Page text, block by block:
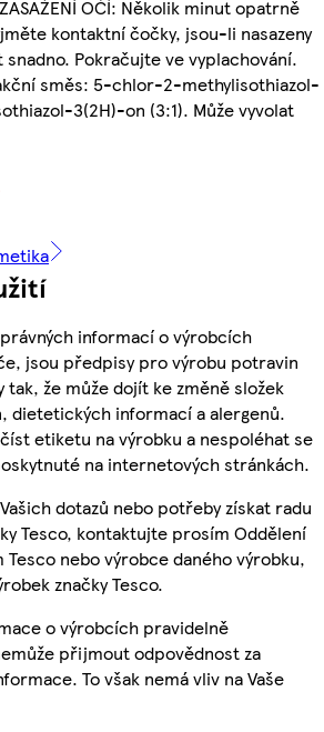
OČÍ: Několik minut opatrně
kontaktní čočky, jsou-li nasazeny
Pokračujte ve vyplachování.
směs: 5-chlor-2-methylisothiazol-
3(2H)-on (3:1). Může vyvolat
informací o výrobcích
jsou předpisy pro výrobu potravin
tak, že může dojít ke změně složek
dietetických informací a alergenů.
etiketu na výrobku a nespoléhat se
na internetových stránkách.
dotazů nebo potřeby získat radu
Tesco, kontaktujte prosím Oddělení
Tesco nebo výrobce daného výrobku,
značky Tesco.
o výrobcích pravidelně
přijmout odpovědnost za
To však nemá vliv na Vaše